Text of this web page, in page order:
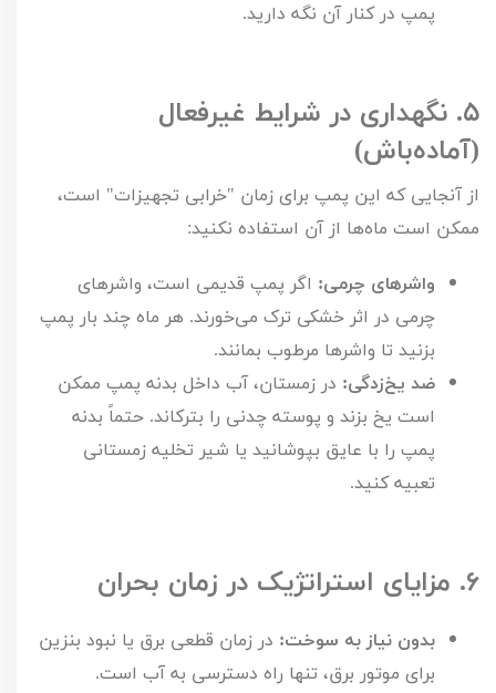
پمپ در کنار آن نگه دارید.
۵. نگهداری در شرایط غیرفعال
(آماده‌باش)
از آنجایی که این پمپ برای زمان "خرابی تجهیزات" است،
ممکن است ماه‌ها از آن استفاده نکنید:
واشرهای چرمی: اگر پمپ قدیمی است، واشرهای
چرمی در اثر خشکی ترک می‌خورند. هر ماه چند بار پمپ
بزنید تا واشرها مرطوب بمانند.
ضد یخ‌زدگی: در زمستان، آب داخل بدنه پمپ ممکن
است یخ بزند و پوسته چدنی را بترکاند. حتماً بدنه
پمپ را با عایق بپوشانید یا شیر تخلیه زمستانی
تعبیه کنید.
۶. مزایای استراتژیک در زمان بحران
بدون نیاز به سوخت: در زمان قطعی برق یا نبود بنزین
برای موتور برق، تنها راه دسترسی به آب است.